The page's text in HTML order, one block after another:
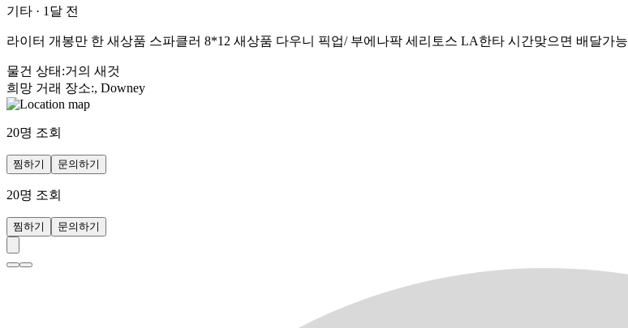
기타 · 1달 전
라이터 개봉만 한 새상품 스파클러 8*12 새상품 다우니 픽업/ 부에나팍 세리토스 LA한타 시간맞으면 배달가능
물건 상태 :거의 새것
희망 거래 장소:, Downey
20명 조회
찜하기 문의하기
20명 조회
찜하기 문의하기